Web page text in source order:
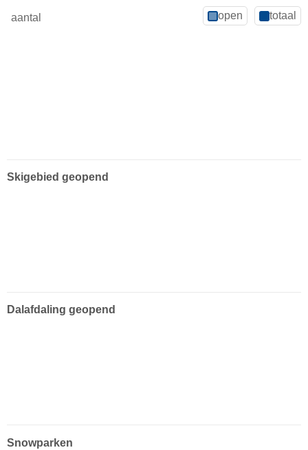
aantal open totaal
Skigebied geopend
Dalafdaling geopend
Snowparken